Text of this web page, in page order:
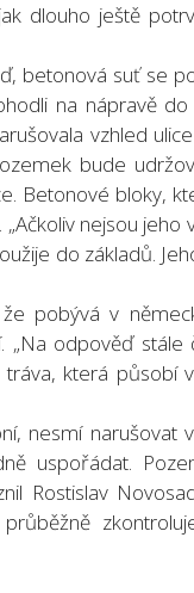
dlouho ještě
betonová suť se
na nápravě
vzhled
bude
Betonové bloky,
nejsou jeho
do základů.
pobývá v
odpověď
která působí
nesmí narušovat
uspořádat.
Rostislav